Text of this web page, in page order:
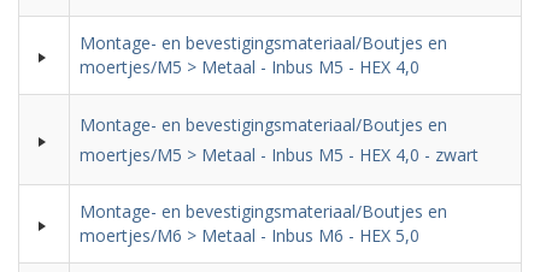
Montage- en bevestigingsmateriaal/Boutjes en
moertjes/M5 > Metaal - Inbus M5 - HEX 4,0
Montage- en bevestigingsmateriaal/Boutjes en
moertjes/M5 > Metaal - Inbus M5 - HEX 4,0 - zwart
Montage- en bevestigingsmateriaal/Boutjes en
moertjes/M6 > Metaal - Inbus M6 - HEX 5,0